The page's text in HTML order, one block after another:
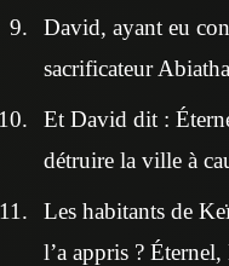
David, ayant eu
sacrificateur
Et David dit :
détruire la ville à
Les habitants de
l’a appris ?